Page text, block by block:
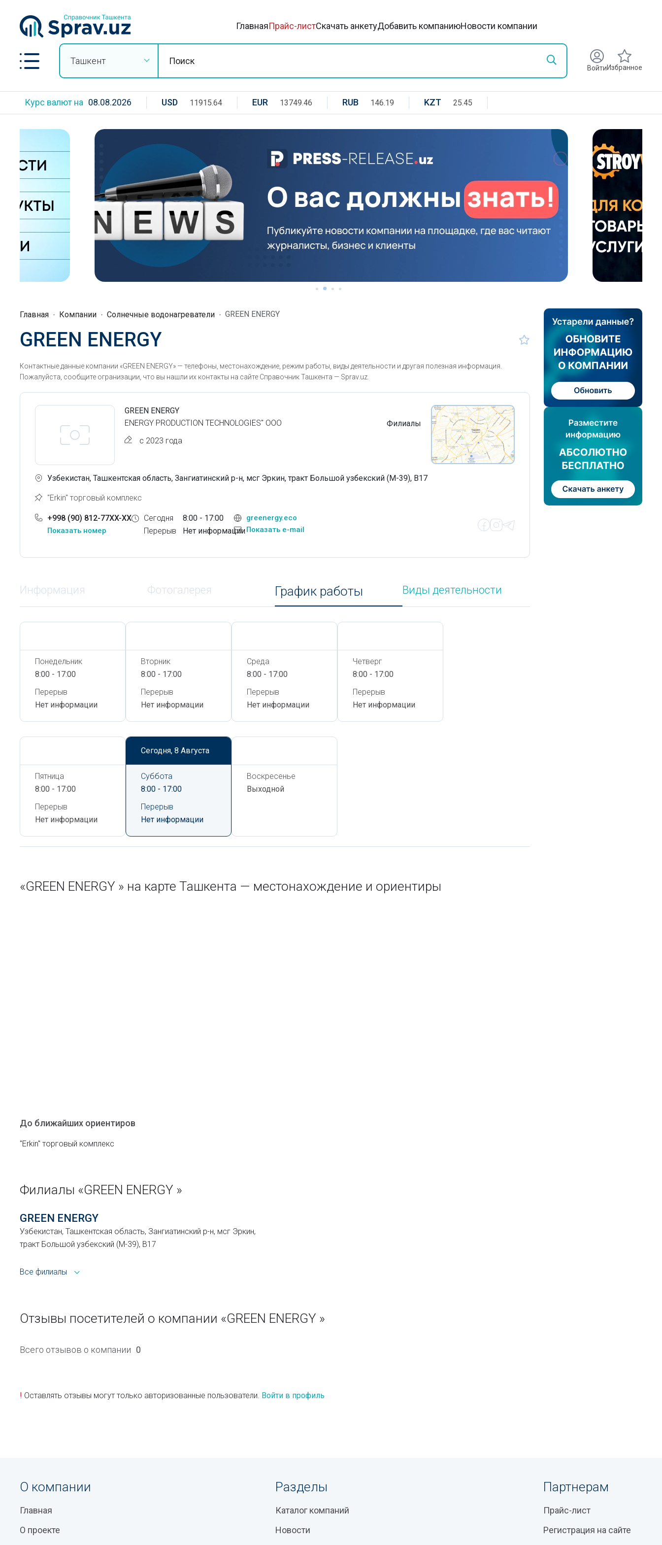
ГлавнаяПрайс-листСкачать анкетуДобавить компаниюНовости компании
Ташкент
ВойтиИзбранное
Курс валют на 08.08.2026 USD 11915.64 EUR 13749.46 RUB 146.19 KZT 25.45
Главная Компании Солнечные водонагреватели GREEN ENERGY
GREEN ENERGY
Контактные данные компании «GREEN ENERGY» — телефоны, местонахождение, режим работы, виды деятельности и другая полезная информация.
Пожалуйста, сообщите огранизации, что вы нашли их контакты на сайте Справочник Ташкента — Sprav.uz.
GREEN ENERGY
ENERGY PRODUCTION TECHNOLOGIES" ООО
с 2023 года
Филиалы
Узбекистан, Ташкентская область, Зангиатинский р-н, мсг Эркин, тракт Большой узбекский (М-39), В17
"Erkin" торговый комплекс
+998 (90) 812-77XX-XX
Показать номер
Сегодня
Перерыв
8:00 - 17:00
Нет информации
greenergy.eco
Показать e-mail
Информация Фотогалерея График работы Виды деятельности
Понедельник
8:00 - 17:00
Перерыв
Нет информации
Вторник
8:00 - 17:00
Перерыв
Нет информации
Среда
8:00 - 17:00
Перерыв
Нет информации
Четверг
8:00 - 17:00
Перерыв
Нет информации
Пятница
8:00 - 17:00
Перерыв
Нет информации
Сегодня, 8 Августа
Суббота
8:00 - 17:00
Перерыв
Нет информации
Воскресенье
Выходной
«GREEN ENERGY » на карте Ташкента — местонахождение и ориентиры
До ближайших ориентиров
"Erkin" торговый комплекс
Филиалы «GREEN ENERGY »
GREEN ENERGY
Узбекистан, Ташкентская область, Зангиатинский р-н, мсг Эркин,
тракт Большой узбекский (М-39), В17
Все филиалы
Отзывы посетителей о компании «GREEN ENERGY »
Всего отзывов о компании 0
! Оставлять отзывы могут только авторизованные пользователи. Войти в профиль
О компании
Главная
О проекте
Разделы
Каталог компаний
Новости
Партнерам
Прайс-лист
Регистрация на сайте